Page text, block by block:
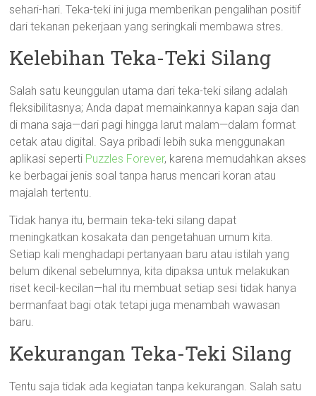
sehari-hari. Teka-teki ini juga memberikan pengalihan positif
dari tekanan pekerjaan yang seringkali membawa stres.
Kelebihan Teka-Teki Silang
Salah satu keunggulan utama dari teka-teki silang adalah
fleksibilitasnya; Anda dapat memainkannya kapan saja dan
di mana saja—dari pagi hingga larut malam—dalam format
cetak atau digital. Saya pribadi lebih suka menggunakan
aplikasi seperti Puzzles Forever, karena memudahkan akses
ke berbagai jenis soal tanpa harus mencari koran atau
majalah tertentu.
Tidak hanya itu, bermain teka-teki silang dapat
meningkatkan kosakata dan pengetahuan umum kita.
Setiap kali menghadapi pertanyaan baru atau istilah yang
belum dikenal sebelumnya, kita dipaksa untuk melakukan
riset kecil-kecilan—hal itu membuat setiap sesi tidak hanya
bermanfaat bagi otak tetapi juga menambah wawasan
baru.
Kekurangan Teka-Teki Silang
Tentu saja tidak ada kegiatan tanpa kekurangan. Salah satu